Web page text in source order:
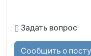
Задать вопрос
Сообщить о